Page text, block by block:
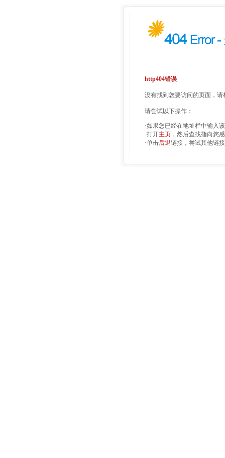
http404错误
没有找到您要访问的页面，
请尝试以下操作：
·如果您已经在地址栏中输入
·打开主页 ，然后查找指向您
·单击后退链接，尝试其他链